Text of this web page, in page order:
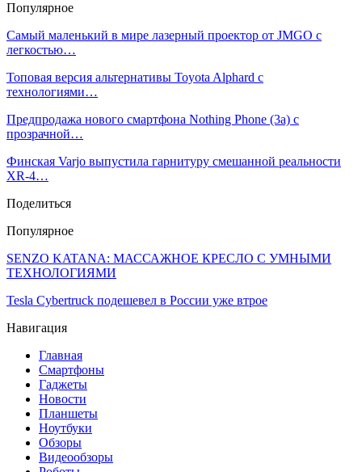
Популярное
Самый маленький в мире лазерный проектор от JMGO с
легкостью…
Топовая версия альтернативы Toyota Alphard с
технологиями…
Предпродажа нового смартфона Nothing Phone (3a) с
прозрачной…
Финская Varjo выпустила гарнитуру смешанной реальности
XR-4…
Поделиться
Популярное
SENZO KATANA: МАССАЖНОЕ КРЕСЛО С УМНЫМИ
ТЕХНОЛОГИЯМИ
Tesla Cybertruck подешевел в России уже втрое
Навигация
Главная
Смартфоны
Гаджеты
Новости
Планшеты
Ноутбуки
Обзоры
Видеообзоры